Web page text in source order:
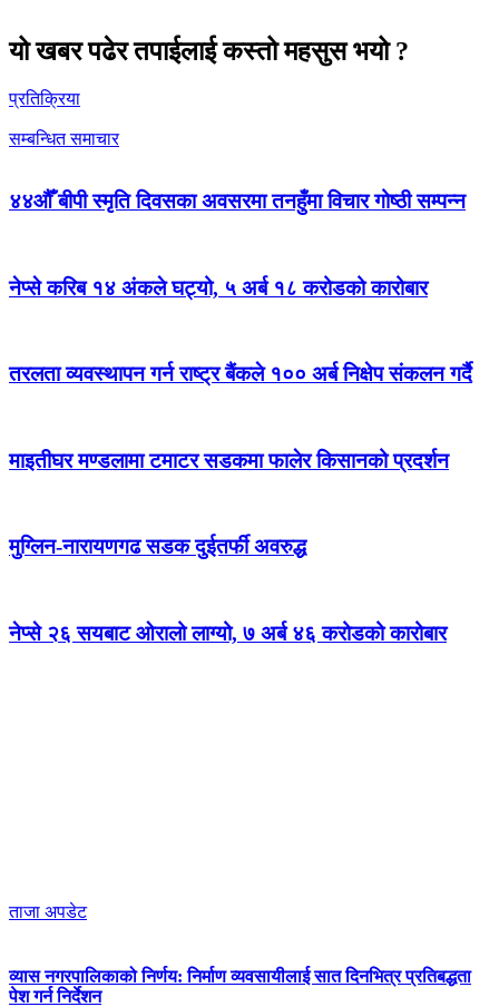
यो खबर पढेर तपाईलाई कस्तो महसुस भयो ?
प्रतिक्रिया
सम्बन्धित समाचार
४४औँ बीपी स्मृति दिवसका अवसरमा तनहुँमा विचार गोष्ठी सम्पन्न
नेप्से करिब १४ अंकले घट्यो, ५ अर्ब १८ करोडको कारोबार
तरलता व्यवस्थापन गर्न राष्ट्र बैंकले १०० अर्ब निक्षेप संकलन गर्दै
माइतीघर मण्डलामा टमाटर सडकमा फालेर किसानको प्रदर्शन
मुग्लिन-नारायणगढ सडक दुईतर्फी अवरुद्ध
नेप्से २६ सयबाट ओरालो लाग्यो, ७ अर्ब ४६ करोडको कारोबार
ताजा अपडेट
व्यास नगरपालिकाको निर्णय: निर्माण व्यवसायीलाई सात दिनभित्र प्रतिबद्धता
पेश गर्न निर्देशन